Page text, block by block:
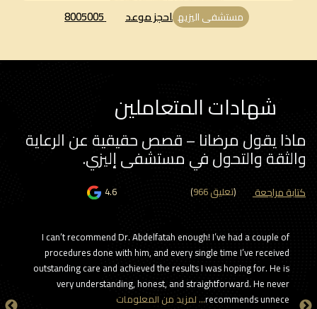
مستشفى اليزيه احجز موعد 8005005
شهادات المتعاملين
يقول مرضانا – قصص حقيقية عن الرعاية
والتحول في مستشفى إليزي.
( 966 تعليق ) مراجعة
I can’t recommend Dr. Abdelfatah enough! I’ve had a couple of
procedures done with him, and every single time I’ve received
outstanding care and achieved the results I was hoping for. He is
very understanding, honest, and straightforward. He never
recommends unnece… لمزيد من المعلومات
a one-